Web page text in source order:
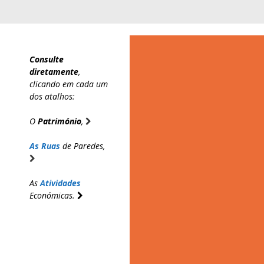
Consulte
diretamente,
clicando em cada um
dos atalhos:
O Património,
As Ruas de Paredes,
AsAtividades
Económicas.